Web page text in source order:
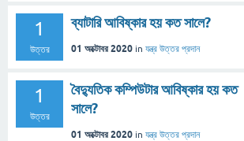
1
উত্তর
ব্যাটারি আবিষ্কার হয় কত সালে?
01 অক্টোবর 2020 in যন্ত্র উত্তর প্রদান
1
উত্তর
বৈদ্যুতিক কম্পিউটার আবিষ্কার হয় কত
সালে?
01 অক্টোবর 2020 in যন্ত্র উত্তর প্রদান